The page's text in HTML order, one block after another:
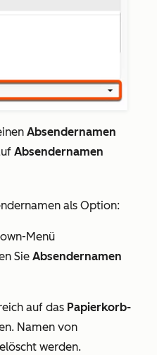
Absendernamen
Absendernamen
als Option:
Menü
Sie Absendernamen
auf das Papierkorb-
Namen von
werden.